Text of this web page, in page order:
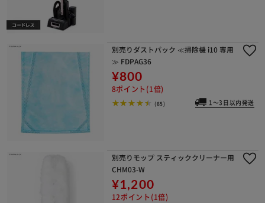
別売りダストパック ≪掃除機 i10 専用
≫ FDPAG36
¥800
8ポイント(1倍)
(65) 1～3日以内発送
別売りモップ スティッククリーナー用
CHM03-W
¥1,200
12ポイント(1倍)